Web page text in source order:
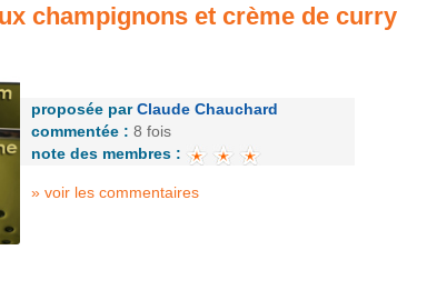
champignons et crème de curry
proposée par Claude Chauchard
commentée : 8 fois
note des membres :
» voir les commentaires